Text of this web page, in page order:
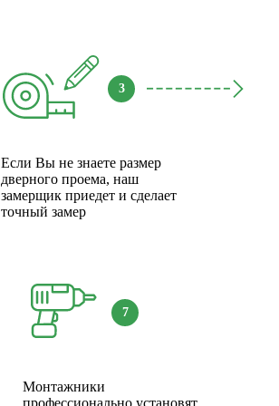
3
Если Вы не знаете размер
дверного проема, наш
замерщик приедет и сделает
точный замер
7
Монтажники
профессионально установят